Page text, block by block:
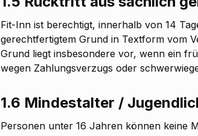
Fit-Inn ist berechtigt, innerhalb von 14
gerechtfertigtem Grund in Textform vom
Grund liegt insbesondere vor, wenn ein
wegen Zahlungsverzugs oder
1.6 Mindestalter /
Personen unter 16 Jahren können keine